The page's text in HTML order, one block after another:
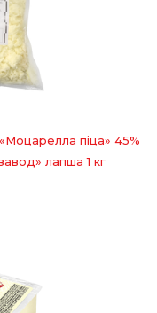
піца» 45%
лапша 1 кг